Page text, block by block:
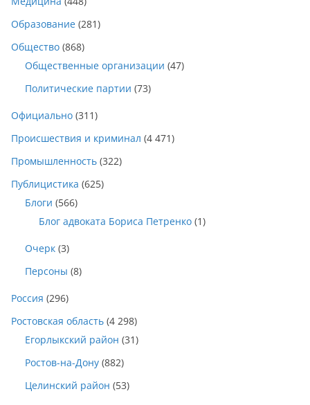
Образование (281)
Общество (868)
Общественные организации (47)
Политические партии (73)
Официально (311)
Происшествия и криминал (4 471)
Промышленность (322)
Публицистика (625)
Блоги (566)
Блог адвоката Бориса Петренко (1)
Очерк (3)
Персоны (8)
Россия (296)
Ростовская область (4 298)
Егорлыкский район (31)
Ростов-на-Дону (882)
Целинский район (53)